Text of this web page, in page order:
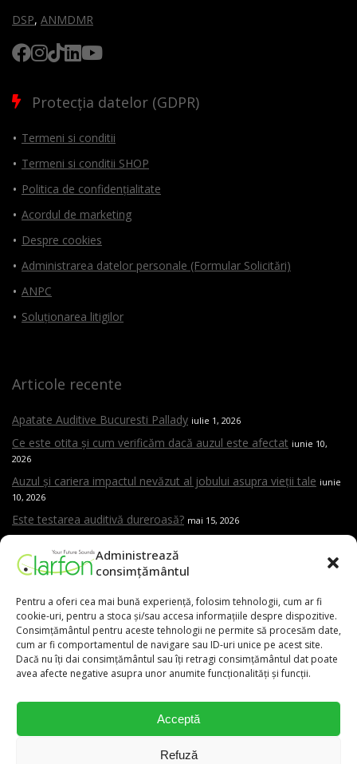
Administrează
consimțământul
Pentru a oferi cea mai bună experiență, folosim tehnologii, cum ar fi
cookie-uri, pentru a stoca și/sau accesa informațiile despre dispozitive.
Consimțământul pentru aceste tehnologii ne permite să procesăm date,
cum ar fi comportamentul de navigare sau ID-uri unice pe acest site.
Dacă nu îți dai consimțământul sau îți retragi consimțământul dat poate
avea afecte negative asupra unor anumite funcționalități și funcții.
Acceptă
Refuză
DSP, ANMDMR
Protecția datelor (GDPR)
Termeni si conditii
Termeni si conditii SHOP
Politica de confidențialitate
Acordul de marketing
Despre cookies
Administrarea datelor personale (Formular Solicitări)
ANPC
Soluționarea litigilor
Articole recente
Apatate Auditive Bucuresti Pallady iulie 1, 2026
Ce este otita și cum verificăm dacă auzul este afectat iunie 10,
2026
Auzul și cariera impactul nevăzut al jobului asupra vieții tale iunie
10, 2026
Este testarea auditivă dureroasă? mai 15, 2026
2026
Cand trebuie sa mergi la ORL
Aparat auditiv versus amplificator – care este diferența și de ce
contează evaluarea profesională mai 15, 2026
031.9111